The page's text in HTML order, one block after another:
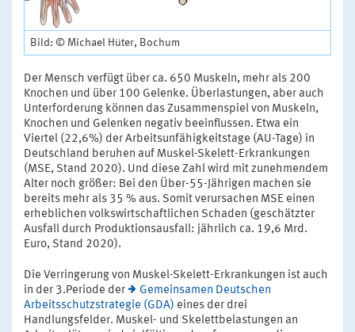
Bild: © Michael Hüter, Bochum
Der Mensch verfügt über ca. 650 Muskeln, mehr als 200
Knochen und über 100 Gelenke. Überlastungen, aber auch
Unterforderung können das Zusammenspiel von Muskeln,
Knochen und Gelenken negativ beeinflussen. Etwa ein
Viertel (22,6%) der Arbeitsunfähigkeitstage (AU-Tage) in
Deutschland beruhen auf Muskel-Skelett-Erkrankungen
(MSE, Stand 2020). Und diese Zahl wird mit zunehmendem
Alter noch größer: Bei den Über-55-Jährigen machen sie
bereits mehr als 35 % aus. Somit verursachen MSE einen
erheblichen volkswirtschaftlichen Schaden (geschätzter
Ausfall durch Produktionsausfall: jährlich ca. 19,6 Mrd.
Euro, Stand 2020).
Die Verringerung von Muskel-Skelett-Erkrankungen ist auch
in der 3.Periode der
Gemeinsamen Deutschen
Arbeitsschutzstrategie (GDA) eines der drei
Handlungsfelder. Muskel- und Skelettbelastungen an